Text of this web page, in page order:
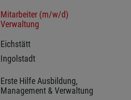
Mitarbeiter (m/w/d)
Verwaltung
Eichstätt
Ingolstadt
Erste Hilfe Ausbildung,
Management & Verwaltung